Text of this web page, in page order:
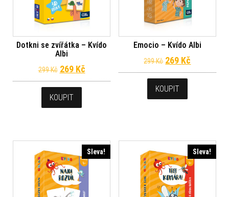
Dotkni se zvířátka – Kvído
Albi
299Kč Původní cena byla: 299 Kč.
269 KčAktuální cena je: 269 Kč.
KOUPIT
Emocio – Kvído Albi
299Kč Původní cena
269 Kč
KOUPIT
Sleva! Sleva!